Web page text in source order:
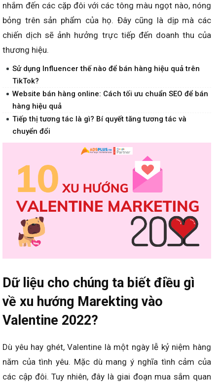
nhắm đến các cặp đôi với các tông màu ngọt nào, nóng
bỏng trên sản phẩm của họ. Đây cũng là dịp mà các
chiến dịch sẽ ảnh hưởng trực tiếp đến doanh thu của
thương hiệu.
Sử dụng Influencer thế nào để bán hàng hiệu quả trên
TikTok?
Website bán hàng online: Cách tối ưu chuẩn SEO để bán
hàng hiệu quả
Tiếp thị tương tác là gì? Bí quyết tăng tương tác và
chuyển đổi
Dữ liệu cho chúng ta biết điều gì
về xu hướng Marekting vào
Valentine 2022?
Dù yêu hay ghét, Valentine là một ngày lễ kỷ niệm hàng
năm của tình yêu. Mặc dù mang ý nghĩa tình cảm của
các cập đôi. Tuy nhiên, đây là giai đoạn mua sắm quan